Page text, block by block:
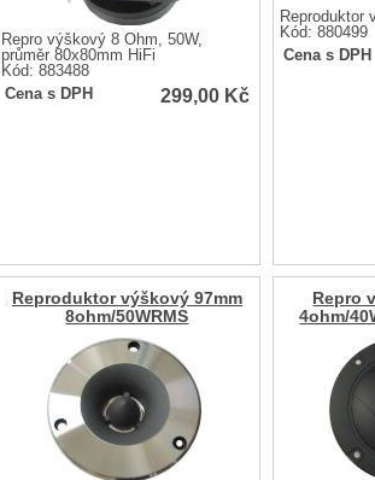
Repro výškový 8 Ohm, 50W,
průměr 80x80mm HiFi
Kód: 883488
Cena s DPH
299,00 Kč
Reproduktor
Kód: 880499
Cena s DPH
Reproduktor výškový 97mm
8ohm/50WRMS
Repro
4ohm/